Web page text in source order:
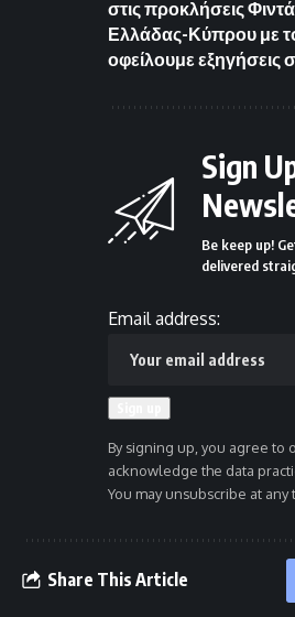
στις προκλήσεις
Ελλάδας-Κύπρου με
οφείλουμε εξηγήσεις
Sign
Be keep up!
delivered
Email address:
By signing up, you agree to
acknowledge the data
You may unsubscribe at any
Share This Article